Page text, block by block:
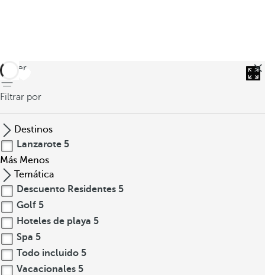
volver
Filtrar por
Destinos
Lanzarote 5
Más Menos
Temática
Descuento Residentes 5
Golf 5
Hoteles de playa 5
Spa 5
Todo incluido 5
Vacacionales 5